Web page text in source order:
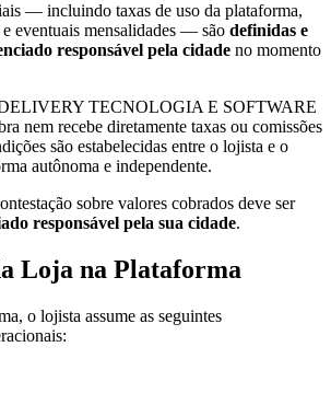
— incluindo taxas de uso da plataforma,
eventuais mensalidades — são definidas e
responsável pela cidade no momento
TECNOLOGIA E SOFTWARE
nem recebe diretamente taxas ou comissões
são estabelecidas entre o lojista e o
autônoma e independente.
sobre valores cobrados deve ser
responsável pela sua cidade.
Loja na Plataforma
o lojista assume as seguintes